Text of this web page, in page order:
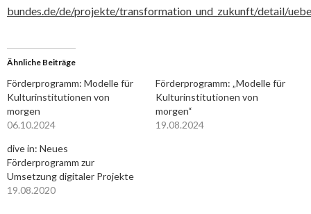
bundes.de/de/projekte/transformation_und_zukunft/detail/
Ähnliche Beiträge
Förderprogramm: Modelle für
Kulturinstitutionen von
morgen
06.10.2024
Förderprogramm: „Modelle für
Kulturinstitutionen von
morgen“
19.08.2024
dive in: Neues
Förderprogramm zur
Umsetzung digitaler Projekte
19.08.2020